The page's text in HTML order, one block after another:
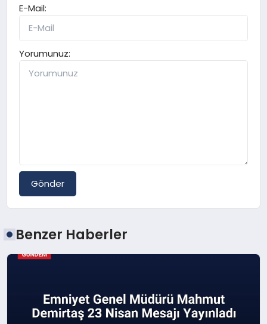
E-Mail:
Yorumunuz:
Gönder
Benzer Haberler